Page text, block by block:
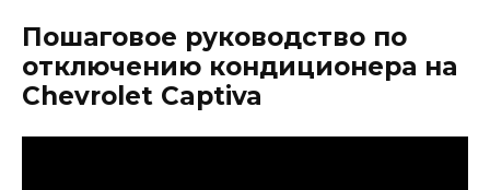
Пошаговое руководство по
отключению кондиционера на
Chevrolet Captiva